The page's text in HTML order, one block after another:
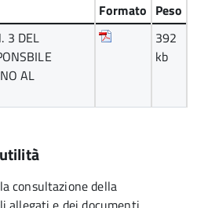
Formato Peso
3 DEL
AL
392
kb
consultazione della